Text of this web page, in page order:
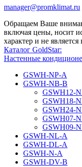
manager@promklimat.ru
Обращаем Ваше
включая цены, носит
характер и не
Каталог GoldStar:
Настенные
GSWH-NP-A
GSWH-NB-B
GSWH12-
GSWH18-
GSWH24-
GSWH07-
GSWH09-
GSWH-NL-A
GSWH-DL-A
GSWH-N-A
GSWH-DV-B